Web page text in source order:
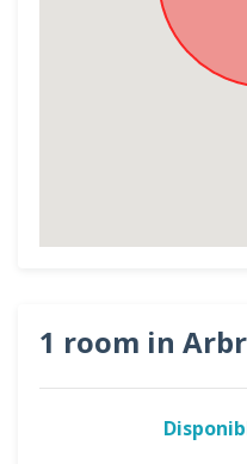
1 room in